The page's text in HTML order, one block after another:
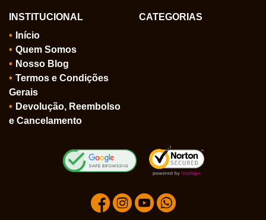
INSTITUCIONAL
Início
Quem Somos
Nosso Blog
Termos e Condições
Gerais
Devolução, Reembolso
e Cancelamento
CATEGORIAS